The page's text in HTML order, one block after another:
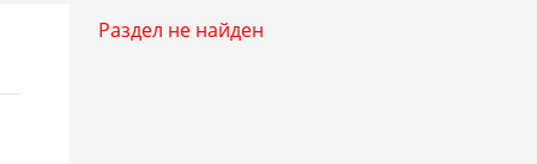
Раздел не найден